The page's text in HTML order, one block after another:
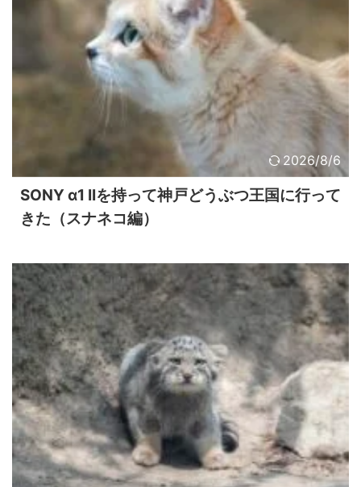
2026/8/6
SONY α1 IIを持って神戸どうぶつ王国に行って
きた（スナネコ編）